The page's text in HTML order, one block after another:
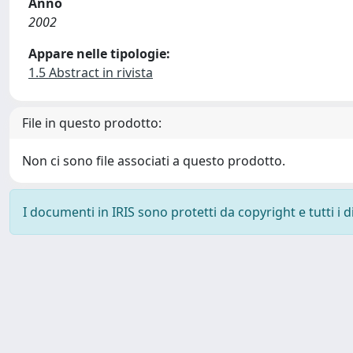
2002
Appare nelle tipologie:
1.5 Abstract in rivista
File in questo prodotto:
Non ci sono file associati a questo prodotto.
I documenti in IRIS sono protetti da copyright e tutti i